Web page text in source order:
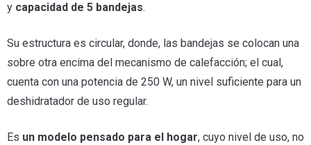
y capacidad de 5 bandejas.
Su estructura es circular, donde, las bandejas se colocan una
sobre otra encima del mecanismo de calefacción; el cual,
cuenta con una potencia de 250 W, un nivel suficiente para un
deshidratador de uso regular.
Es un modelo pensado para el hogar, cuyo nivel de uso, no